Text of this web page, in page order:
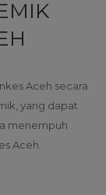
Aceh secara
yang dapat
menempuh
Aceh.